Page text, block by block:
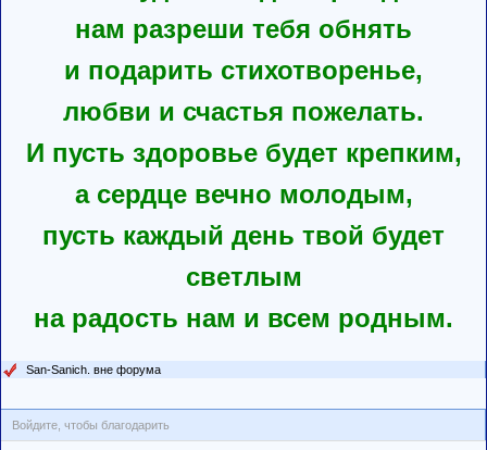
нам разреши тебя обнять
и подарить стихотворенье,
любви и счастья пожелать.
И пусть здоровье будет крепким,
а сердце вечно молодым,
пусть каждый день твой будет
светлым
на радость нам и всем родным.
San-Sanich. вне форума
Войдите, чтобы благодарить